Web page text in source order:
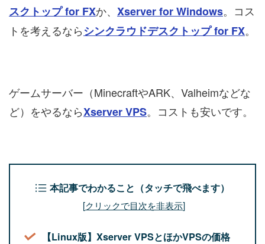
スクトップ for FXか、 Xserver for Windows。コス
トを考えるならシンクラウドデスクトップ for FX。
ゲームサーバー（MinecraftやARK、Valheimなどな
ど）をやるならXserver VPS。コストも安いです。
本記事でわかること（タッチで飛べます）
[クリックで目次を非表示]
【Linux版】Xserver VPSとほかVPSの価格